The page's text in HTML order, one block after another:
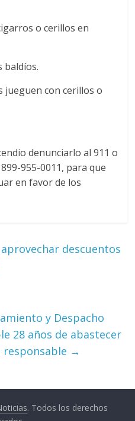
o cerillos en
baldíos.
con cerillos o
denunciarlo al 911 o
955-0011, para que
en favor de los
descuentos
y Despacho
28 años de abastecer
→
. Todos los derechos